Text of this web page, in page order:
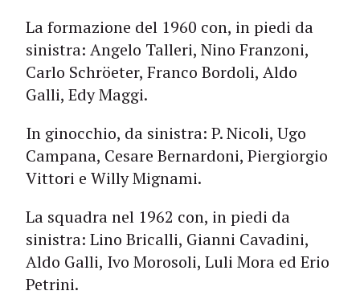
La formazione del 1960 con, in piedi da
sinistra: Angelo Talleri, Nino Franzoni,
Carlo Schröeter, Franco Bordoli, Aldo
Galli, Edy Maggi.
In ginocchio, da sinistra: P. Nicoli, Ugo
Campana, Cesare Bernardoni, Piergiorgio
Vittori e Willy Mignami.
La squadra nel 1962 con, in piedi da
sinistra: Lino Bricalli, Gianni Cavadini,
Aldo Galli, Ivo Morosoli, Luli Mora ed Erio
Petrini.